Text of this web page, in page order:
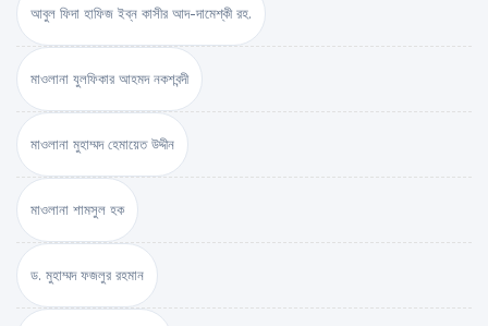
আবুল ফিদা হাফিজ ইব্‌ন কাসীর আদ-দামেশ্‌কী রহ.
মাওলানা যুলফিকার আহমদ নকশবন্দী
মাওলানা মুহাম্মদ হেমায়েত উদ্দীন
মাওলানা শামসুল হক
ড. মুহাম্মদ ফজলুর রহমান